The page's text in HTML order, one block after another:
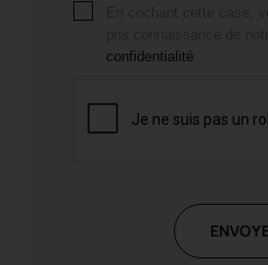
confidentialité